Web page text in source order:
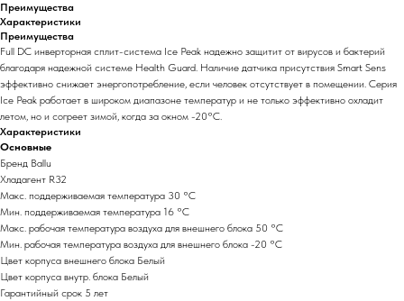
Преимущества
Характеристики
Преимущества
Full DC инверторная сплит-система Ice Peak надежно защитит от вирусов и бактерий
благодаря надежной системе Health Guard. Наличие датчика присутствия Smart Sens
эффективно снижает энергопотребление, если человек отсутствует в помещении. Серия
Ice Peak работает в широком диапазоне температур и не только эффективно охладит
летом, но и согреет зимой, когда за окном -20°С.
Характеристики
Основные
Бренд Ballu
Хладагент R32
Макс. поддерживаемая температура 30 °С
Мин. поддерживаемая температура 16 °С
Макс. рабочая температура воздуха для внешнего блока 50 °С
Мин. рабочая температура воздуха для внешнего блока -20 °С
Цвет корпуса внешнего блока Белый
Цвет корпуса внутр. блока Белый
Гарантийный срок 5 лет